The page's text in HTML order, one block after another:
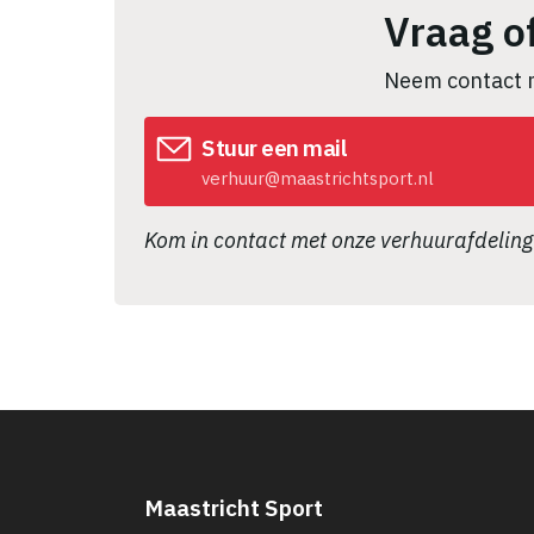
Vraag
Neem contact
Stuur een mail
verhuur@maastrichtsport.nl
Kom in contact met onze
Maastricht Sport